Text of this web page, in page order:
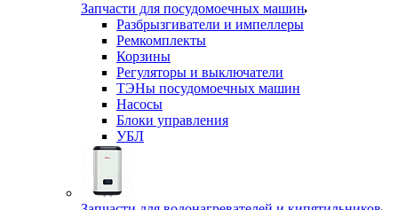
Запчасти для посудомоечных машин
Разбрызгиватели и импеллеры
Ремкомплекты
Корзины
Регуляторы и выключатели
ТЭНы посудомоечных машин
Насосы
Блоки управления
УБЛ